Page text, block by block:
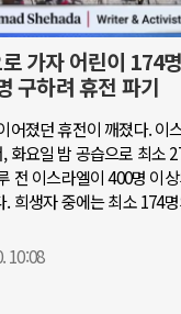
가자 어린이 174
구하려 휴전 파기
어졌던 휴전이 깨졌다. 이
화요일 밤 공습으로 최소
전 이스라엘이 400명 이
희생자 중에는 최소 174
10:08